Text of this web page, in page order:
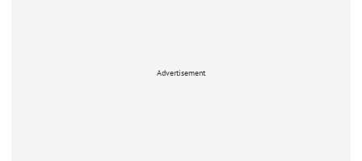
Advertisement